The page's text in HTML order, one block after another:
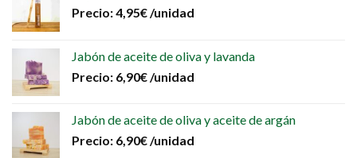
Precio:4,95€/unidad
Jabón de aceite de oliva y lavanda
Precio: 6,90€/unidad
Jabón de aceite de oliva y aceite de argán
Precio: 6,90€/unidad